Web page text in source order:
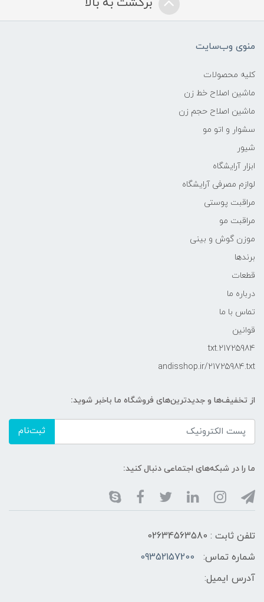
منوی وب‌سایت
کلیه محصولات
ماشین اصلاح خط زن
ماشین اصلاح حجم زن
سشوار و اتو مو
شیور
ابزار آرایشگاه
لوازم مصرفی آرایشگاه
مراقبت پوستی
مراقبت مو
موزن گوش و بینی
برندها
قطعات
درباره ما
تماس با ما
قوانین
21725984.txt
andisshop.ir/21725984.txt
از تخفیف‌ها و جدیدترین‌های فروشگاه ما باخبر شوید:
ثبت‌نام
ما را در شبکه‌های اجتماعی دنبال کنید:
تلفن ثابت : 02634563580
شماره تماس:
09352157200
آدرس ایمیل: